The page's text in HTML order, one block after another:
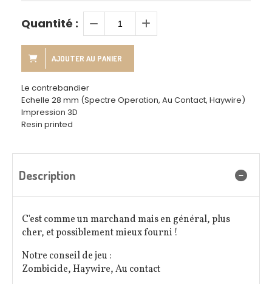
Quantité :
AJOUTER AU PANIER
Le contrebandier
Echelle 28 mm (Spectre Operation, Au Contact, Haywire)
Impression 3D
Resin printed
Description
C'est comme un marchand mais en général, plus
cher, et possiblement mieux fourni !
Notre conseil de jeu :
Zombicide, Haywire, Au contact